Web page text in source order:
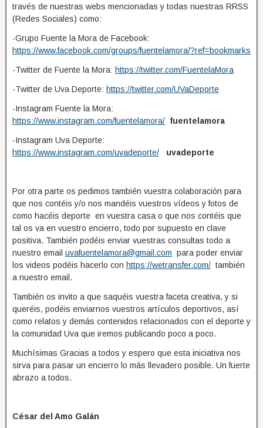
través de nuestras webs mencionadas y todas nuestras RRSS
(Redes Sociales) como:
-Grupo Fuente la Mora de Facebook:
https://www.facebook.com/groups/fuentelamora/?ref=bookmarks
-Twitter de Fuente la Mora: https://twitter.com/FuentelaMora
-Twitter de Uva Deporte: https://twitter.com/UVaDeporte
-Instagram Fuente la Mora:
https://www.instagram.com/fuentelamora/ fuentelamora
-Instagram Uva Deporte:
https://www.instagram.com/uvadeporte/
uvadeporte
Por otra parte os pedimos también vuestra colaboración para
que nos contéis y/o nos mandéis vuestros vídeos y fotos de
como hacéis deporte en vuestra casa o que nos contéis que
tal os va en vuestro encierro, todo por supuesto en clave
positiva. También podéis enviar vuestras consultas todo a
nuestro email uvafuentelamora@gmail.com para poder enviar
los videos podéis hacerlo con https://wetransfer.com/ también
a nuestro email.
También os invito a que saquéis vuestra faceta creativa, y si
queréis, podéis enviarnos vuestros artículos deportivos, así
como relatos y demás contenidos relacionados con el deporte y
la comunidad Uva que iremos publicando poco a poco.
Muchísimas Gracias a todos y espero que esta iniciativa nos
sirva para pasar un encierro lo más llevadero posible. Un fuerte
abrazo a todos.
César del Amo Galán